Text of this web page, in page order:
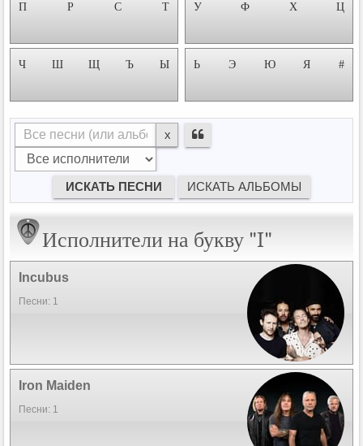
П Р С Т У Ф Х Ц
Ч Ш Щ Ъ Ы Ь Э Ю Я #
x
Исполнители на букву "I"
Incubus
Песни: 1
Iron Maiden
Песни: 1